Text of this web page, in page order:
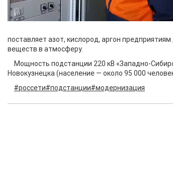
поставляет азот, кислород, аргон
веществ в атмосферу.
Мощность подстанции 220 кВ «Западно-
Новокузнецка (население — около 95 000
#россети#подстанции#модернизация